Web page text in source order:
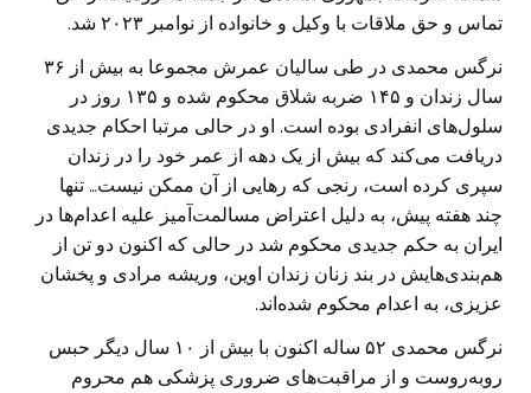
تماس و حق ملاقات با وکیل و خانواده از نوامبر ۲۰۲۳ شد.
نرگس محمدی در طی سالیان عمرش مجموعا به بیش از ۳۶
سال زندان و ۱۴۵ ضربه شلاق محکوم شده و ۱۳۵ روز در
سلول‌های انفرادی بوده است. او در حالی مرتبا احکام جدیدی
دریافت می‌کند که بیش از یک دهه از عمر خود را در زندان
سپری کرده است، رنجی که رهایی از آن ممکن نیست… تنها
چند هفته پیش، به دلیل اعتراض مسالمت‌آمیز علیه اعدام‌ها در
ایران به حکم جدیدی محکوم شد در حالی که اکنون دو تن از
هم‌بندی‌هایش در بند زنان زندان اوین، وریشه مرادی و پخشان
عزیزی، به اعدام محکوم شده‌اند.
نرگس محمدی ۵۲ ساله اکنون با بیش از ۱۰ سال دیگر حبس
روبه‌روست و از مراقبت‌های ضروری پزشکی هم محروم